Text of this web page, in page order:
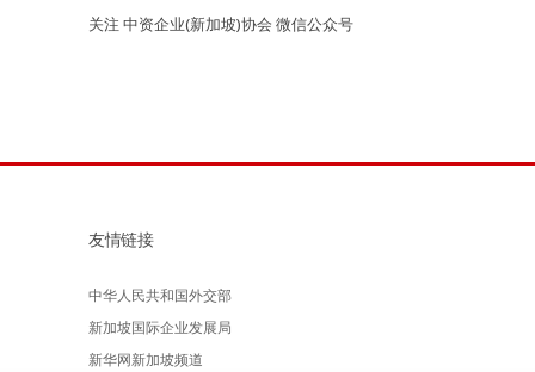
关注 中资企业(新加坡)协会 微信公众号
友情链接
中华人民共和国外交部
新加坡国际企业发展局
新华网新加坡频道